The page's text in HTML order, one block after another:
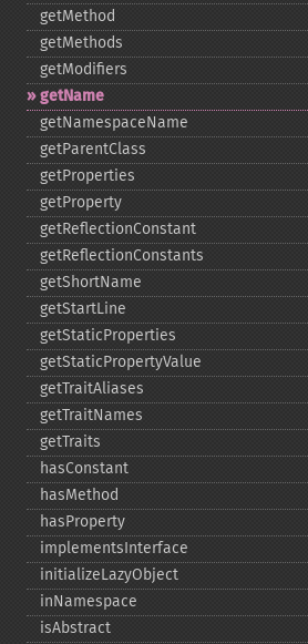
getMethod
getMethods
getModifiers
getName
getNamespaceName
getParentClass
getProperties
getProperty
getReflectionConstant
getReflectionConstants
getShortName
getStartLine
getStaticProperties
getStaticPropertyValue
getTraitAliases
getTraitNames
getTraits
hasConstant
hasMethod
hasProperty
implementsInterface
initializeLazyObject
inNamespace
isAbstract